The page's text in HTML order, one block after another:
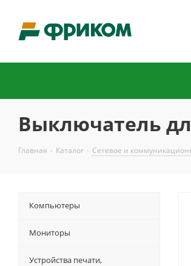
Выключатель
Главная - Каталог - Сетевое и
Компьютеры
Мониторы
Устройства печати,